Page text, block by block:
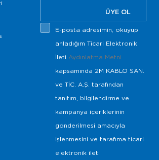
ÜYE OL
E-posta adresimin, okuyup
anladığım Ticari Elektronik
İleti Aydınlatma Metni
kapsamında 2M KABLO SAN.
ve TİC. A.Ş. tarafından
tanıtım, bilgilendirme ve
kampanya içeriklerinin
gönderilmesi amacıyla
işlenmesini ve tarafıma ticari
elektronik ileti